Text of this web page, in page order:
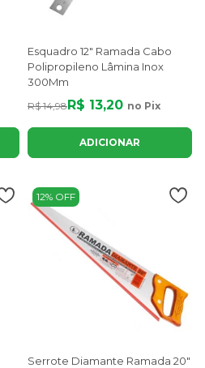
Esquadro 12" Ramada Cabo
Polipropileno Lâmina Inox
300Mm
R$ 14,98R$ 13,20 no Pix
ADICIONAR
12% OFF
Serrote Diamante Ramada 20"